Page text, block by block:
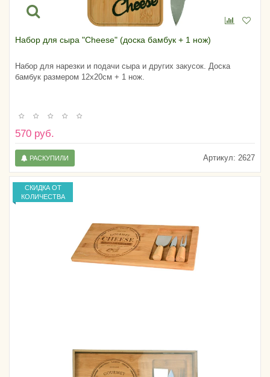
Набор для сыра "Cheese" (доска бамбук + 1 нож)
Набор для нарезки и подачи сыра и других закусок. Доска
бамбук размером 12х20см + 1 нож.
570 руб.
Артикул: 2627
РАСКУПИЛИ
СКИДКА ОТ
КОЛИЧЕСТВА